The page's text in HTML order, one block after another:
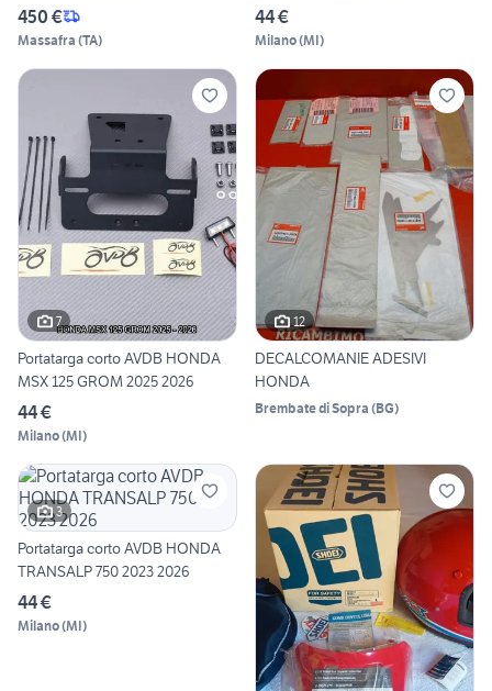
450 €
Massafra (TA)
44 €
Milano(MI)
7
Portatarga corto AVDB HONDA
MSX 125 GROM 2025 2026
44 €
Milano(MI)
12
DECALCOMANIE ADESIVI
HONDA
Brembate di Sopra (BG)
3
Portatarga corto AVDB HONDA
TRANSALP 750 2023 2026
44 €
Milano(MI)